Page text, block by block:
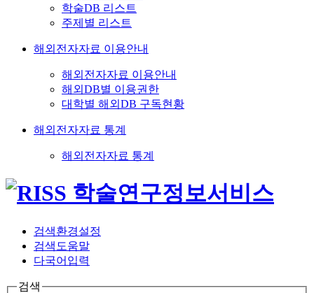
학술DB 리스트
주제별 리스트
해외전자자료 이용안내
해외전자자료 이용안내
해외DB별 이용권한
대학별 해외DB 구독현황
해외전자자료 통계
해외전자자료 통계
검색환경설정
검색도움말
다국어입력
검색